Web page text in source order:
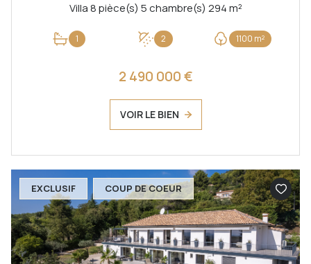
Villa 8 pièce(s) 5 chambre(s) 294 m²
1 2 1100 m²
2 490 000 €
VOIR LE BIEN
EXCLUSIF COUP DE COEUR